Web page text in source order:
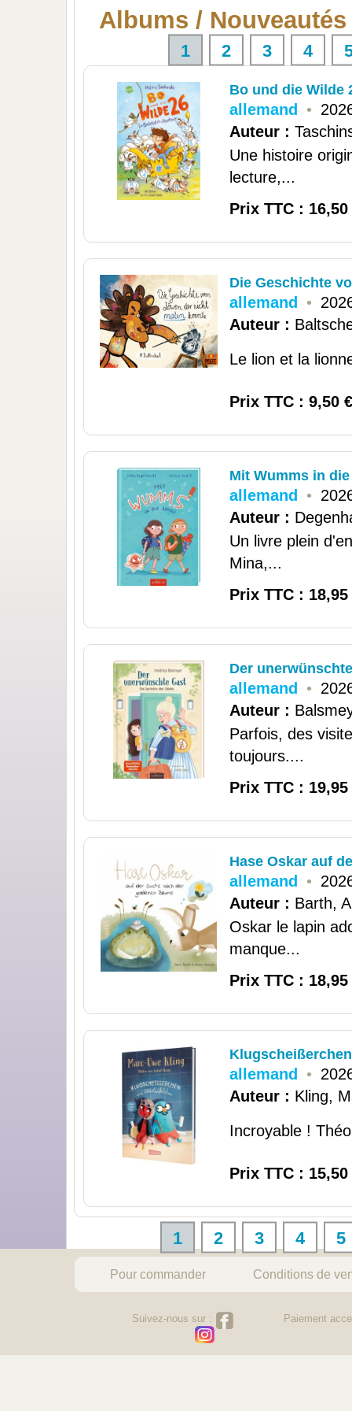
Albums / Nouveautés
1 2 3 4
Bo und die Wilde
allemand •
Auteur :
Une histoire
lecture,...
Prix TTC : 16,50
Die Geschichte
allemand •
Auteur :
Le lion et la
Prix TTC : 9,50 €
Mit Wumms in
allemand •
Auteur :
Un livre plein
Mina,...
Prix TTC : 18,95
Der
allemand •
Auteur :
Parfois, des
toujours....
Prix TTC : 19,95
Hase Oskar auf
allemand •
Auteur : Barth,
Oskar le lapin
manque...
Prix TTC : 18,95
allemand •
Auteur : Kling,
Incroyable !
Prix TTC : 15,50
1 2 3 4 5
Pour commander Conditions de
Suivez-nous sur : Paiement